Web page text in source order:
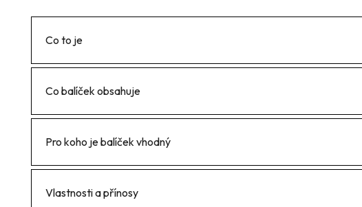
Co to je
Co balíček obsahuje
Pro koho je balíček vhodný
Vlastnosti a přínosy